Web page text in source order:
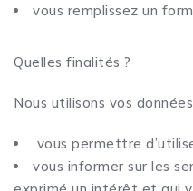
vous remplissez un
Quelles finalités ?
Nous utilisons vos
vous permettre
vous informer sur les